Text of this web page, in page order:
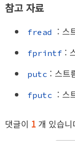
참고 자료
fread : 스
fprintf :
putc : 스트
fputc : 스
댓글이 1 개 있습니